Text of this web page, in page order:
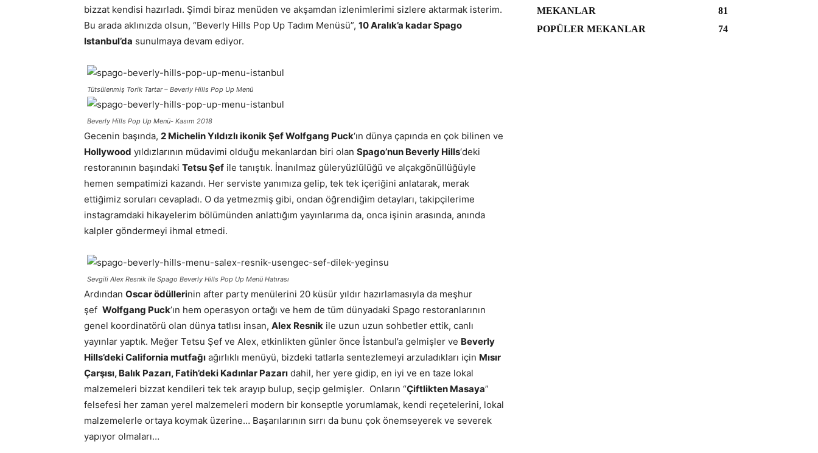
bizzat kendisi hazırladı. Şimdi biraz menüden ve akşamdan izlenimlerimi sizlere aktarmak isterim.
Bu arada aklınızda olsun, “Beverly Hills Pop Up Tadım Menüsü”, 10 Aralık’a kadar Spago
Istanbul’da sunulmaya devam ediyor.
Tütsülenmiş Torik Tartar – Beverly Hills Pop Up Menü
Beverly Hills Pop Up Menü- Kasım 2018
Gecenin başında, 2 Michelin Yıldızlı ikonik Şef Wolfgang Puck‘ın dünya çapında en çok bilinen ve
Hollywood yıldızlarının müdavimi olduğu mekanlardan biri olan Spago’nun Beverly Hills‘deki
restoranının başındaki Tetsu Şef ile tanıştık. İnanılmaz güleryüzlülüğü ve alçakgönüllüğüyle
hemen sempatimizi kazandı. Her serviste yanımıza gelip, tek tek içeriğini anlatarak, merak
ettiğimiz soruları cevapladı. O da yetmezmiş gibi, ondan öğrendiğim detayları, takipçilerime
instagramdaki hikayelerim bölümünden anlattığım yayınlarıma da, onca işinin arasında, anında
kalpler göndermeyi ihmal etmedi.
Sevgili Alex Resnik ile Spago Beverly Hills Pop Up Menü Hatırası
Ardından Oscar ödüllerinin after party menülerini 20 küsür yıldır hazırlamasıyla da meşhur
şef Wolfgang Puck’ın hem operasyon ortağı ve hem de tüm dünyadaki Spago restoranlarının
genel koordinatörü olan dünya tatlısı insan, Alex Resnik ile uzun uzun sohbetler ettik, canlı
yayınlar yaptık. Meğer Tetsu Şef ve Alex, etkinlikten günler önce İstanbul’a gelmişler ve Beverly
Hills’deki California mutfağı ağırlıklı menüyü, bizdeki tatlarla sentezlemeyi arzuladıkları için Mısır
Çarşısı, Balık Pazarı, Fatih’deki Kadınlar Pazarı dahil, her yere gidip, en iyi ve en taze lokal
malzemeleri bizzat kendileri tek tek arayıp bulup, seçip gelmişler. Onların “Çiftlikten Masaya”
felsefesi her zaman yerel malzemeleri modern bir konseptle yorumlamak, kendi reçetelerini, lokal
malzemelerle ortaya koymak üzerine… Başarılarının sırrı da bunu çok önemseyerek ve severek
yapıyor olmaları…
MEKANLAR
81
POPÜLER MEKANLAR
74